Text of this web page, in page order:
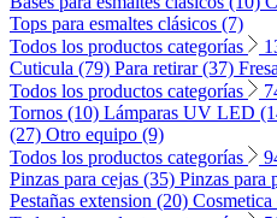
Tops para esmaltes clásicos (7)
Todos los productos categorías
Cuticula (79) Para retirar (37)
Todos los productos categorías
Tornos (10) Lámparas UV LED
(27) Otro equipo (9)
Todos los productos categorías
Pinzas para cejas (35) Pinzas para
Pestañas extension (20) Cosmetica